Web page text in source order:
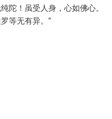
陀！虽受人身，心如佛心。
等无有异。”